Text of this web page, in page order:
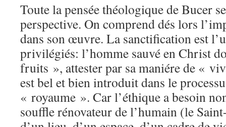
Toute la pensée théologique de Bucer
perspective. On comprend dés lors
dans son œuvre. La sanctification est
privilégiés: l’homme sauvé en Christ
fruits », attester par sa maniére de «
est bel et bien introduit dans le
« royaume ». Car l’éthique a besoin
souffle rénovateur de l’humain (le